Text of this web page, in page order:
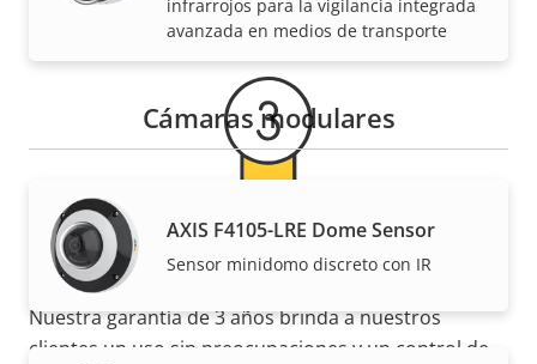
infrarrojos para la vigilancia integrada
avanzada en medios de transporte
Cámaras modulares
AXIS F4105-LRE Dome Sensor
Sensor minidomo discreto con IR
Para mayor tranquilidad
Nuestra garantía de 3 años brinda a nuestros
clientes un uso sin preocupaciones y un control de